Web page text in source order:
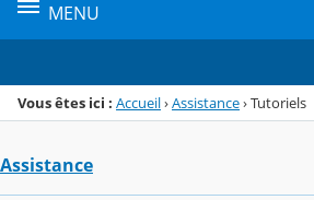
MENU
Vous êtes ici : Accueil›Assistance›Tutoriels
Assistance